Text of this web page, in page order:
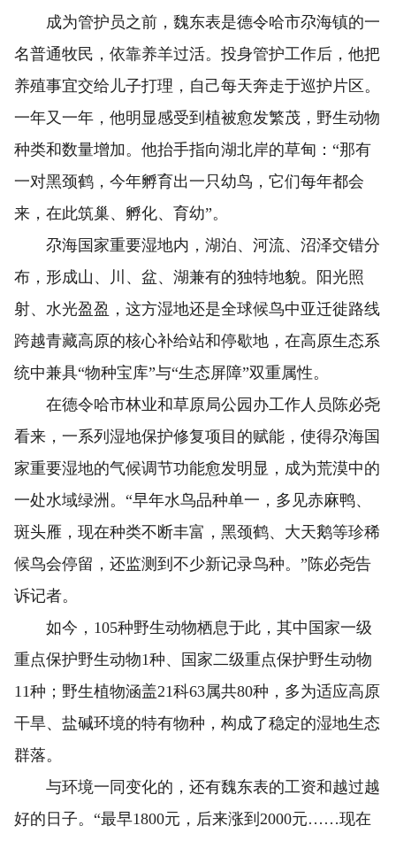
成为管护员之前，魏东表是德令哈市尕海镇的一
名普通牧民，依靠养羊过活。投身管护工作后，他把
养殖事宜交给儿子打理，自己每天奔走于巡护片区。
一年又一年，他明显感受到植被愈发繁茂，野生动物
种类和数量增加。他抬手指向湖北岸的草甸：“那有
一对黑颈鹤，今年孵育出一只幼鸟，它们每年都会
来，在此筑巢、孵化、育幼”。
尕海国家重要湿地内，湖泊、河流、沼泽交错分
布，形成山、川、盆、湖兼有的独特地貌。阳光照
射、水光盈盈，这方湿地还是全球候鸟中亚迁徙路线
跨越青藏高原的核心补给站和停歇地，在高原生态系
统中兼具“物种宝库”与“生态屏障”双重属性。
在德令哈市林业和草原局公园办工作人员陈必尧
看来，一系列湿地保护修复项目的赋能，使得尕海国
家重要湿地的气候调节功能愈发明显，成为荒漠中的
一处水域绿洲。“早年水鸟品种单一，多见赤麻鸭、
斑头雁，现在种类不断丰富，黑颈鹤、大天鹅等珍稀
候鸟会停留，还监测到不少新记录鸟种。”陈必尧告
诉记者。
如今，105种野生动物栖息于此，其中国家一级
重点保护野生动物1种、国家二级重点保护野生动物
11种；野生植物涵盖21科63属共80种，多为适应高原
干旱、盐碱环境的特有物种，构成了稳定的湿地生态
群落。
与环境一同变化的，还有魏东表的工资和越过越
好的日子。“最早1800元，后来涨到2000元……现在